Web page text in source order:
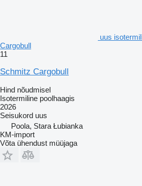
uus
Cargobull
11
Schmitz Cargobull
Hind nõudmisel
Isotermiline poolhaagis
2026
Seisukord uus
Poola, Stara Łubianka
KM-import
Võta ühendust müüjaga